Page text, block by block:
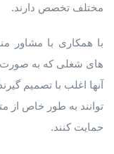
مختلف تخصص دارند.
با همکاری با مشاور
های شغلی که به صورت
آنها اغلب با تصمیم
توانند به طور خاص
حمایت کنند.